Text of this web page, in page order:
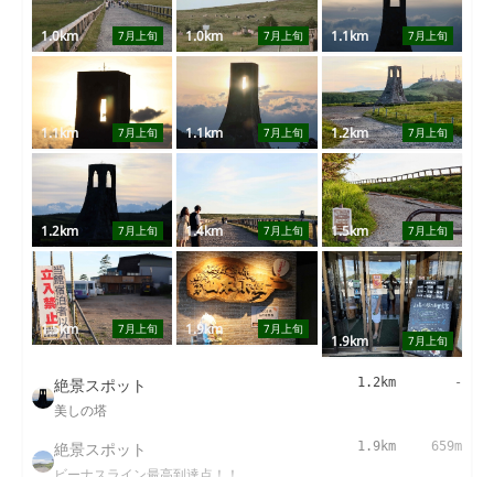
7月上旬
1.0km 7月上旬
1.0km 7月上旬
1.1km
7月上旬
1.1km 7月上旬
1.1km 7月上旬
1.2km
7月上旬
1.2km 7月上旬
1.4km 7月上旬
1.5km
7月上旬
1.5km 7月上旬
1.9km
7月上旬
1.9km
絶景スポット
美しの塔
1.2km -
絶景スポット 1.9km 659m